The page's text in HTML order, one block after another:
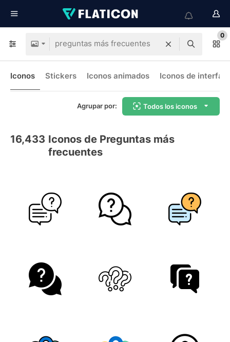
0
Iconos Stickers Iconos animados Iconos de interfaz
Agrupar por: Todos los iconos
16,433 Iconos de Preguntas más
frecuentes